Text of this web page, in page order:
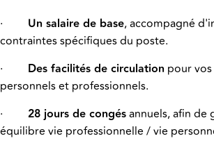
· Un salaire de base, accompagné
contraintes spécifiques du poste.
· Des facilités de circulation pour
personnels et professionnels.
· 28 jours de congésannuels, afin de
équilibre vie professionnelle / vie